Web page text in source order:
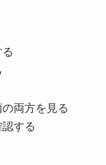
両方を見る
する